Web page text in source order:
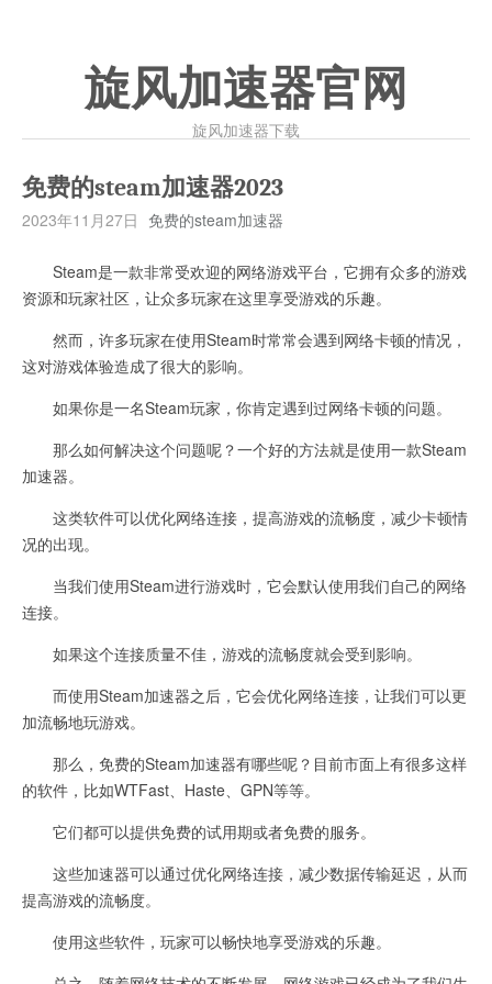
旋风加速器官网
旋风加速器下载
免费的steam加速器2023
2023年11月27日 免费的steam加速器
Steam是一款非常受欢迎的网络游戏平台，它拥有众多的游戏
资源和玩家社区，让众多玩家在这里享受游戏的乐趣。
然而，许多玩家在使用Steam时常常会遇到网络卡顿的情况，
这对游戏体验造成了很大的影响。
如果你是一名Steam玩家，你肯定遇到过网络卡顿的问题。
那么如何解决这个问题呢？一个好的方法就是使用一款Steam
加速器。
这类软件可以优化网络连接，提高游戏的流畅度，减少卡顿情
况的出现。
当我们使用Steam进行游戏时，它会默认使用我们自己的网络
连接。
如果这个连接质量不佳，游戏的流畅度就会受到影响。
而使用Steam加速器之后，它会优化网络连接，让我们可以更
加流畅地玩游戏。
那么，免费的Steam加速器有哪些呢？目前市面上有很多这样
的软件，比如WTFast、Haste、GPN等等。
它们都可以提供免费的试用期或者免费的服务。
这些加速器可以通过优化网络连接，减少数据传输延迟，从而
提高游戏的流畅度。
使用这些软件，玩家可以畅快地享受游戏的乐趣。